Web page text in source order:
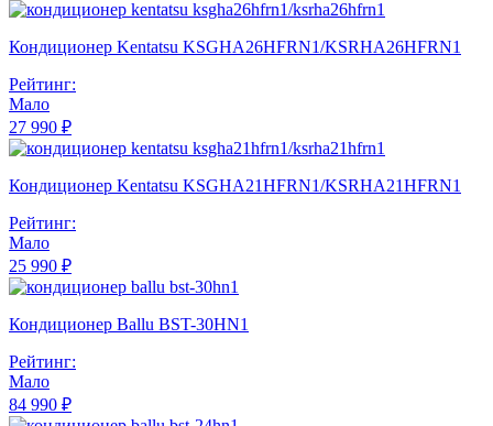
Кондиционер Kentatsu KSGHA26HFRN1/KSRHA26HFRN1
Рейтинг:
Мало
27 990 ₽
Кондиционер Kentatsu KSGHA21HFRN1/KSRHA21HFRN1
Рейтинг:
Мало
25 990 ₽
Кондиционер Ballu BST-30HN1
Рейтинг:
Мало
84 990 ₽